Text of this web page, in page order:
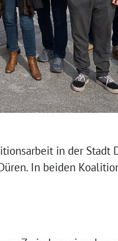
in der Stadt
In beiden